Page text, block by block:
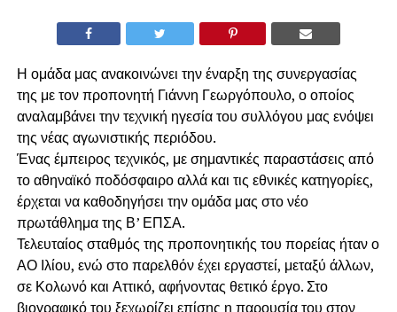
Η ομάδα μας ανακοινώνει την έναρξη της συνεργασίας
της με τον προπονητή Γιάννη Γεωργόπουλο, ο οποίος
αναλαμβάνει την τεχνική ηγεσία του συλλόγου μας ενόψει
της νέας αγωνιστικής περιόδου.
Ένας έμπειρος τεχνικός, με σημαντικές παραστάσεις από
το αθηναϊκό ποδόσφαιρο αλλά και τις εθνικές κατηγορίες,
έρχεται να καθοδηγήσει την ομάδα μας στο νέο
πρωτάθλημα της Β’ ΕΠΣΑ.
Τελευταίος σταθμός της προπονητικής του πορείας ήταν ο
ΑΟ Ιλίου, ενώ στο παρελθόν έχει εργαστεί, μεταξύ άλλων,
σε Κολωνό και Αττικό, αφήνοντας θετικό έργο. Στο
βιογραφικό του ξεχωρίζει επίσης η παρουσία του στον